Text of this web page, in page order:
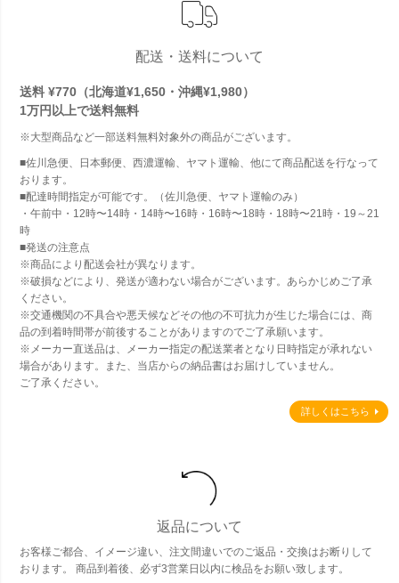
配送・送料について
送料 ¥770（北海道¥1,650・沖縄¥1,980）
1万円以上で送料無料
※大型商品など一部送料無料対象外の商品がございます。
■佐川急便、日本郵便、西濃運輸、ヤマト運輸、他にて商品配送を行なって
おります。
■配達時間指定が可能です。（佐川急便、ヤマト運輸のみ）
・午前中・12時〜14時・14時〜16時・16時〜18時・18時〜21時・19～21
時
■発送の注意点
※商品により配送会社が異なります。
※破損などにより、発送が適わない場合がございます。あらかじめご了承
ください。
※交通機関の不具合や悪天候などその他の不可抗力が生じた場合には、商
品の到着時間帯が前後することがありますのでご了承願います。
※メーカー直送品は、メーカー指定の配送業者となり日時指定が承れない
場合があります。また、当店からの納品書はお届けしていません。
ご了承ください。
詳しくはこちら
返品について
お客様ご都合、イメージ違い、注文間違いでのご返品・交換はお断りして
おります。 商品到着後、必ず3営業日以内に検品をお願い致します。